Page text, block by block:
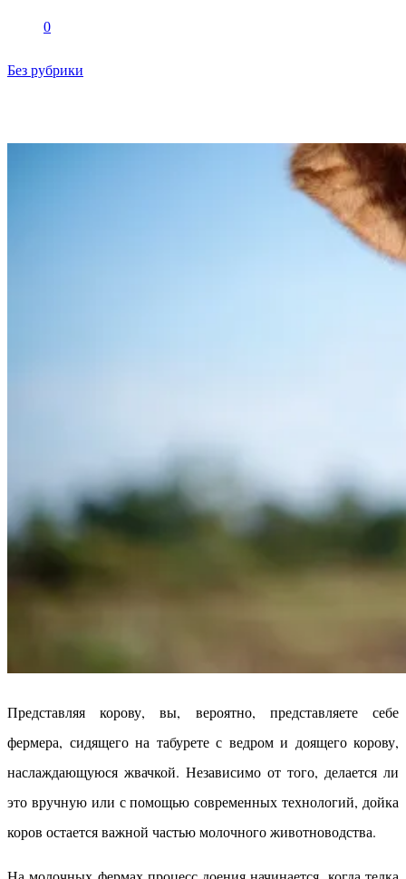
0
Без рубрики
Представляя корову, вы, вероятно, представляете себе
фермера, сидящего на табурете с ведром и доящего корову,
наслаждающуюся жвачкой. Независимо от того, делается ли
это вручную или с помощью современных технологий, дойка
коров остается важной частью молочного животноводства.